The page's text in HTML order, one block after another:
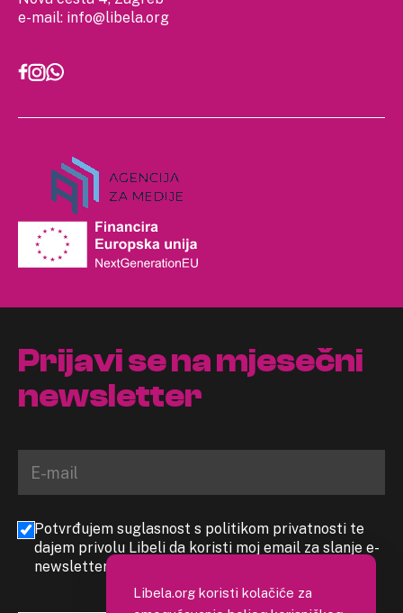
e-mail: info@libela.org
Prijavi se na mjesečni
newsletter
Potvrđujem suglasnost s politikom privatnosti te
dajem privolu Libeli da koristi moj email za slanje e-
newslettera
Libela.org koristi kolačiće za